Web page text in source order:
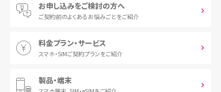
お申し込みをご検討の方へ
ご契約前のよくあるお悩みごとをご紹介
料金プラン・サービス
スマホ・SIMご契約プランをご紹介
製品・端末